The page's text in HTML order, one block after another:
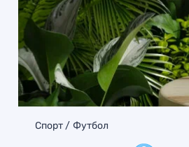
Спорт Футбол